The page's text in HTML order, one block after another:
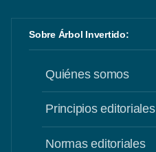
Sobre Árbol Invertido:
Quiénes somos
Principios editoriales
Normas editoriales